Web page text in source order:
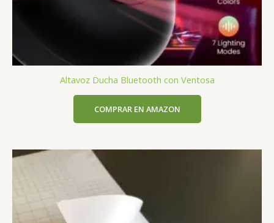
Altavoz Ducha Bluetooth con Ventosa
COMPRAR EN AMAZON